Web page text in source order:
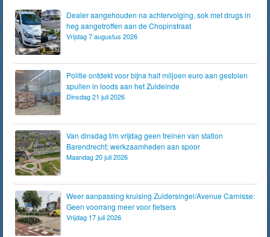
Dealer aangehouden na achtervolging, sok met drugs in
heg aangetroffen aan de Chopinstraat
Vrijdag 7 augustus 2026
Politie ontdekt voor bijna half miljoen euro aan gestolen
spullen in loods aan het Zuideinde
Dinsdag 21 juli 2026
Van dinsdag t/m vrijdag geen treinen van station
Barendrecht; werkzaamheden aan spoor
Maandag 20 juli 2026
Weer aanpassing kruising Zuidersingel/Avenue Carnisse:
Geen voorrang meer voor fietsers
Vrijdag 17 juli 2026